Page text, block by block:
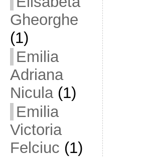
Gheorghe
(1)
Emilia
Adriana
Nicula(1)
Emilia
Victoria
Felciuc (1)